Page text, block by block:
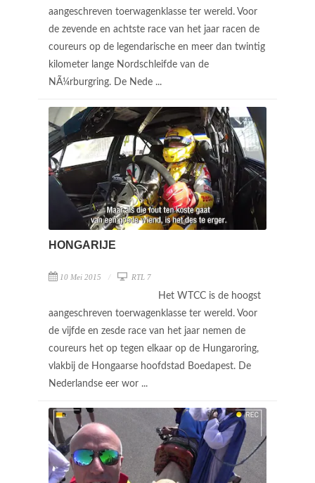
aangeschreven toerwagenklasse ter wereld. Voor
de zevende en achtste race van het jaar racen de
coureurs op de legendarische en meer dan twintig
kilometer lange Nordschleifde van de
NÃ¼rburgring. De Nede ...
HONGARIJE
10 Mei 2015 RTL 7
Het WTCC is de hoogst
aangeschreven toerwagenklasse ter wereld. Voor
de vijfde en zesde race van het jaar nemen de
coureurs het op tegen elkaar op de Hungaroring,
vlakbij de Hongaarse hoofdstad Boedapest. De
Nederlandse eer wor ...